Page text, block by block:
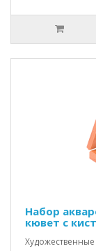
Набор
кювет с